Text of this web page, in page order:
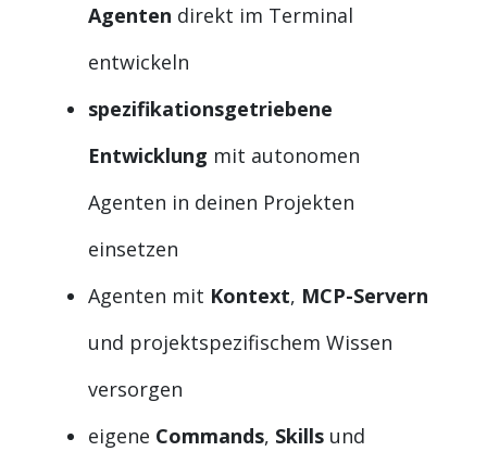
Agenten direkt im Terminal
entwickeln
spezifikationsgetriebene
Entwicklung mit autonomen
Agenten in deinen Projekten
einsetzen
Agenten mit Kontext, MCP-Servern
und projektspezifischem Wissen
versorgen
eigene Commands, Skills und